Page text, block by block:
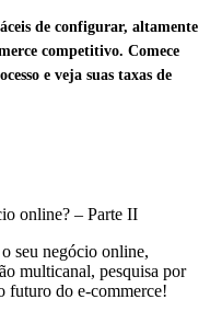
de configurar, altamente
competitivo. Comece
e veja suas taxas de
online? – Parte II
seu negócio online,
multicanal, pesquisa por
futuro do e-commerce!